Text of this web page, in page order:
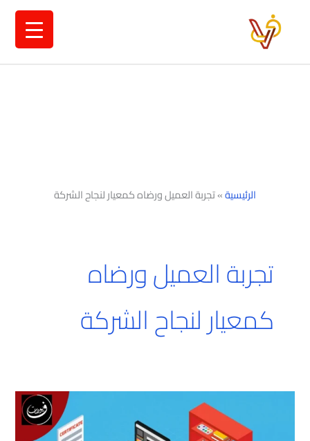
الرئيسية»تجربة العميل ورضاه كمعيار لنجاح الشركة
تجربة العميل ورضاه
كمعيار لنجاح الشركة